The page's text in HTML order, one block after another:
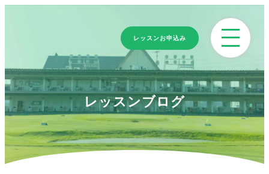
レッスンブログ
レッスンお申込み